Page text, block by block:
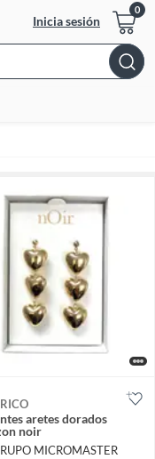
Inicia sesión
aretes dorados
noir
MICROMASTER